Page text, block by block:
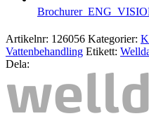
Artikelnr: 126056 Kategorier:
Vattenbehandling Etikett:
Dela: